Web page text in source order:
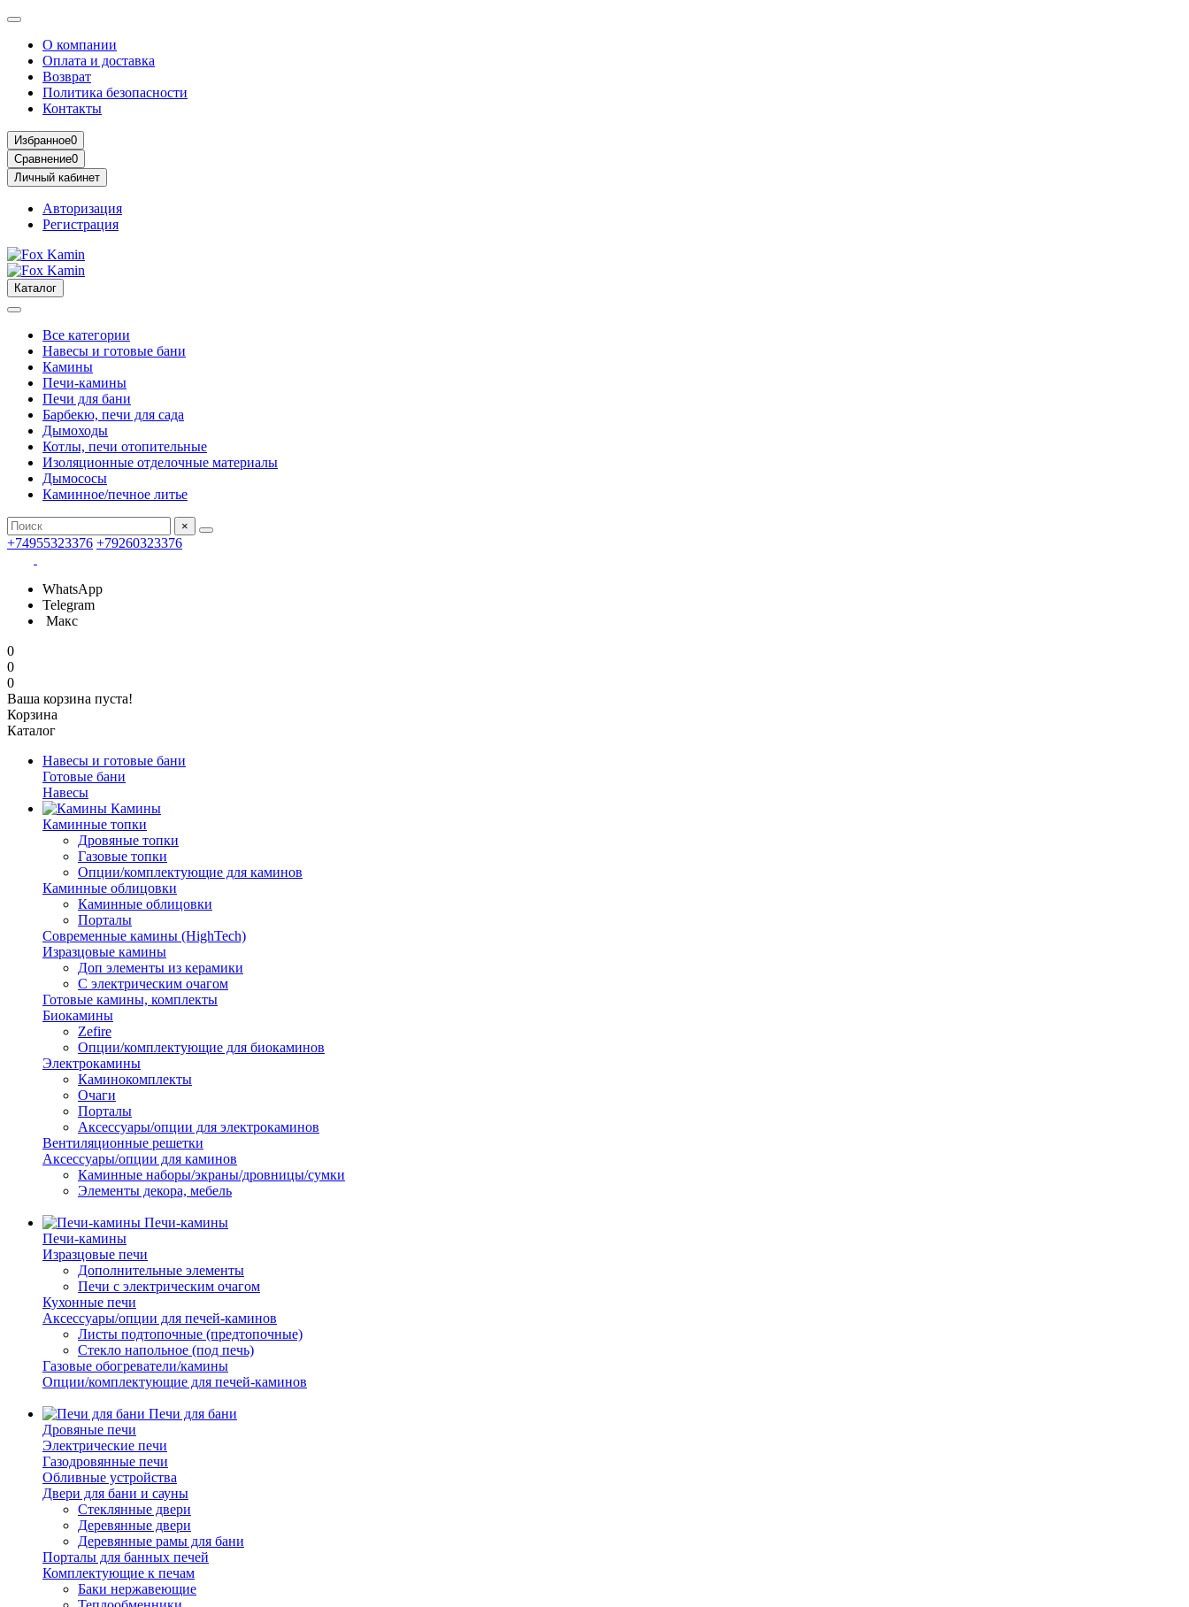
О компании
Оплата и доставка
Возврат
Политика безопасности
Контакты
Избранное0
Сравнение0
Личный кабинет
Авторизация
Регистрация
Каталог
Все категории
Навесы и готовые бани
Камины
Печи-камины
Печи для бани
Барбекю, печи для сада
Дымоходы
Котлы, печи отопительные
Изоляционные отделочные материалы
Дымососы
Каминное/печное литье
×
+74955323376 +79260323376
WhatsApp
Telegram
Макс
0
0
0
Ваша корзина пуста!
Корзина
Каталог
Навесы и готовые бани
Готовые бани
Навесы
Камины
Каминные топки
Дровяные топки
Газовые топки
Опции/комплектующие для каминов
Каминные облицовки
Каминные облицовки
Порталы
Современные камины (HighTech)
Изразцовые камины
Доп элементы из керамики
С электрическим очагом
Готовые камины, комплекты
Биокамины
Zefire
Опции/комплектующие для биокаминов
Электрокамины
Каминокомплекты
Очаги
Порталы
Аксессуары/опции для электрокаминов
Вентиляционные решетки
Аксессуары/опции для каминов
Каминные наборы/экраны/дровницы/сумки
Элементы декора, мебель
Печи-камины
Печи-камины
Изразцовые печи
Дополнительные элементы
Печи с электрическим очагом
Кухонные печи
Аксессуары/опции для печей-каминов
Листы подтопочные (предтопочные)
Стекло напольное (под печь)
Газовые обогреватели/камины
Опции/комплектующие для печей-каминов
Печи для бани
Дровяные печи
Электрические печи
Газодровянные печи
Обливные устройства
Двери для бани и сауны
Стеклянные двери
Деревянные двери
Деревянные рамы для бани
Порталы для банных печей
Комплектующие к печам
Баки нержавеющие